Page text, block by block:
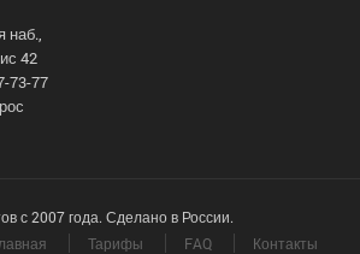
наб.,
42
73-77
с 2007 года. Сделано в России.
Тарифы FAQ Контакты